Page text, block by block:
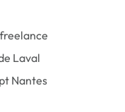
Laval
Nantes